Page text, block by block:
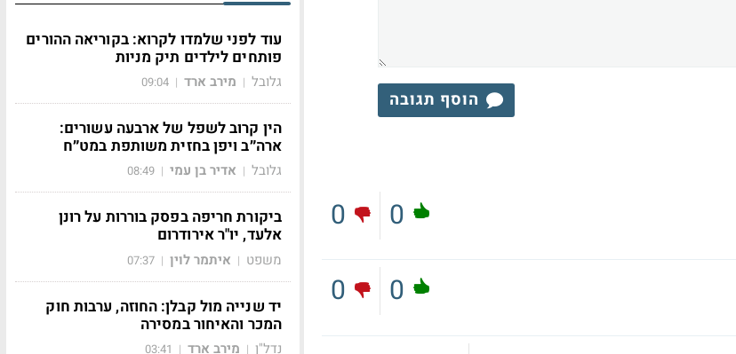
הוסף תגובה
0
0
0
0
עוד לפני שלמדו לקרוא: בקוריאה ההורים
פותחים לילדים תיק מניות
גלובל | מירב ארד |
09:04
הין קרוב לשפל של ארבעה עשורים:
ארה״ב ויפן בחזית משותפת במט״ח
גלובל | אדיר בן עמי |
08:49
ביקורת חריפה בפסק בוררות על רונן
אלעד, יו"ר אירודרום
משפט | איתמר לוין |
07:37
יד שנייה מול קבלן: החוזה, ערבות חוק
המכר והאיחור במסירה
נדל"ן | מירב ארד |
03:41